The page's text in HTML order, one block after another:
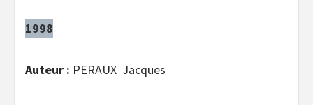
1998
Auteur : PERAUX Jacques